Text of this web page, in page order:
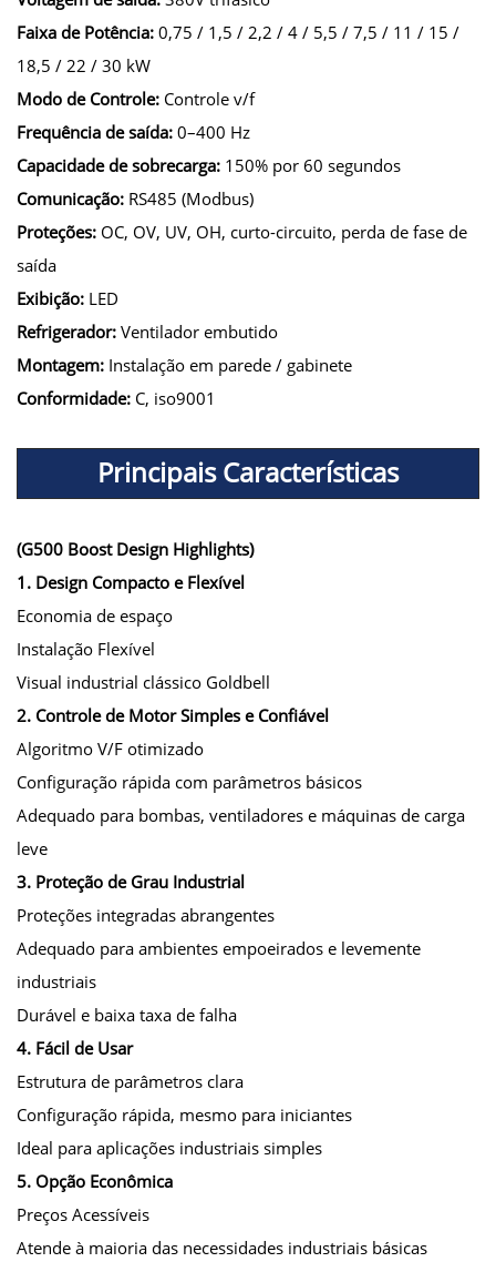
Faixa de Potência: 0,75 / 1,5 / 2,2 / 4 / 5,5 / 7,5 / 11 / 15 /
18,5 / 22 / 30 kW
Modo de Controle: Controle v/f
Frequência de saída: 0–400 Hz
Capacidade de sobrecarga: 150% por 60 segundos
Comunicação: RS485 (Modbus)
Proteções: OC, OV, UV, OH, curto-circuito, perda de fase de
saída
Exibição: LED
Refrigerador: Ventilador embutido
Montagem: Instalação em parede / gabinete
Conformidade: C, iso9001
Principais Características
(G500 Boost Design Highlights)
1. Design Compacto e Flexível
Economia de espaço
Instalação Flexível
Visual industrial clássico Goldbell
2. Controle de Motor Simples e Confiável
Algoritmo V/F otimizado
Configuração rápida com parâmetros básicos
Adequado para bombas, ventiladores e máquinas de carga
leve
3. Proteção de Grau Industrial
Proteções integradas abrangentes
Adequado para ambientes empoeirados e levemente
industriais
Durável e baixa taxa de falha
4. Fácil de Usar
Estrutura de parâmetros clara
Configuração rápida, mesmo para iniciantes
Ideal para aplicações industriais simples
5. Opção Econômica
Preços Acessíveis
Atende à maioria das necessidades industriais básicas